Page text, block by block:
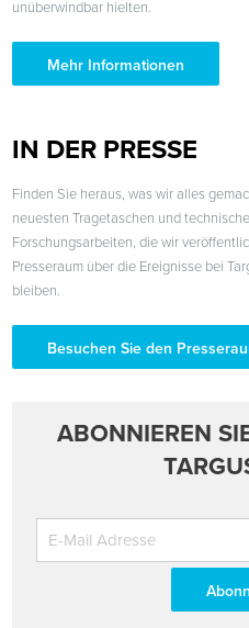
unüberwindbar hielten.
Mehr Informationen
IN DER PRESSE
Finden Sie heraus, was wir alles
neuesten Tragetaschen und
Forschungsarbeiten, die wir
Presseraum über die Ereignisse bei
bleiben.
Besuchen Sie den
ABONNIEREN